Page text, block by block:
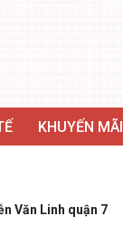
KHUYẾN MÃI
Văn Linh quận 7